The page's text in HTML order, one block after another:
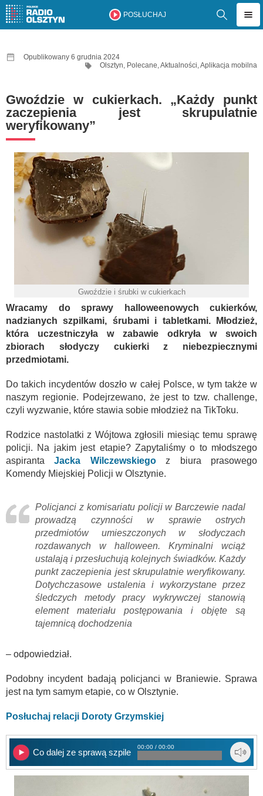
POSŁUCHAJ
Opublikowany 6 grudnia 2024
Olsztyn, Polecane,Aktualności,Aplikacja mobilna
Gwoździe w cukierkach. „Każdy punkt
zaczepienia jest skrupulatnie
weryfikowany”
Gwoździe i śrubki w cukierkach
Wracamy do sprawy halloweenowych cukierków,
nadzianych szpilkami, śrubami i tabletkami. Młodzież,
która uczestniczyła w zabawie odkryła w swoich
zbiorach słodyczy cukierki z niebezpiecznymi
przedmiotami.
Do takich incydentów doszło w całej Polsce, w tym także w
naszym regionie. Podejrzewano, że jest to tzw. challenge,
czyli wyzwanie, które stawia sobie młodzież na TikToku.
Rodzice nastolatki z Wójtowa zgłosili miesiąc temu sprawę
policji. Na jakim jest etapie? Zapytaliśmy o to młodszego
aspirantaJacka Wilczewskiegoz biura prasowego
Komendy Miejskiej Policji w Olsztynie.
Policjanci z komisariatu policji w Barczewie nadal
prowadzą czynności w sprawie ostrych
przedmiotów umieszczonych w słodyczach
rozdawanych w halloween. Kryminalni wciąż
ustalają i przesłuchują kolejnych świadków. Każdy
punkt zaczepienia jest skrupulatnie weryfikowany.
Dotychczasowe ustalenia i wykorzystane przez
śledczych metody pracy wykrywczej stanowią
element materiału postępowania i objęte są
tajemnicą dochodzenia
– odpowiedział.
Podobny incydent badają policjanci w Braniewie. Sprawa
jest na tym samym etapie, co w Olsztynie.
Posłuchaj relacji Doroty Grzymskiej
Co dalej ze sprawą szpilek w cukierkach
00:00 / 00:00